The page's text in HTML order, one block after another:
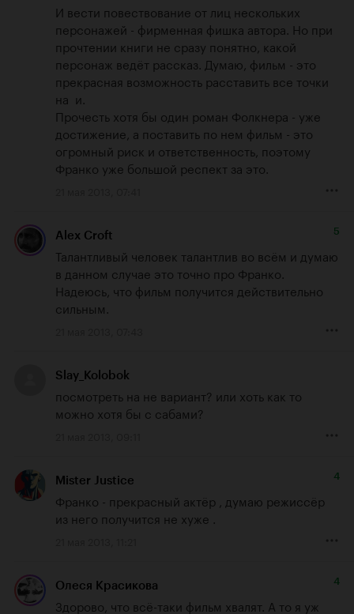
И вести повествование от лиц нескольких
персонажей - фирменная фишка автора. Но при
прочтении книги не сразу понятно, какой
персонаж ведёт рассказ. Думаю, фильм - это
прекрасная возможность расставить все точки
на  и.
Прочесть хотя бы один роман Фолкнера - уже
достижение, а поставить по нем фильм - это
огромный риск и ответственность, поэтому
Франко уже большой респект за это.
Alex Croft 5
Талантливый человек талантлив во всём и думаю
в данном случае это точно про Франко.
Надеюсь, что фильм получится действительно
сильным.
Slay_Kolobok
посмотреть на не вариант? или хоть как то
можно хотя бы с сабами?
Mister Justice 4
Франко - прекрасный актёр , думаю режиссёр
из него получится не хуже .
Олеся Красикова 4
Здорово, что всё-таки фильм хвалят. А то я уж